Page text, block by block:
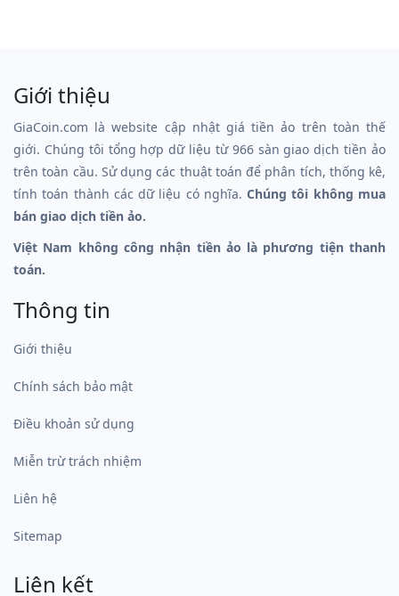
Giới thiệu
GiaCoin.com là website cập nhật giá tiền ảo trên toàn thế
giới. Chúng tôi tổng hợp dữ liệu từ 966 sàn giao dịch tiền ảo
trên toàn cầu. Sử dụng các thuật toán để phân tích, thống kê,
tính toán thành các dữ liệu có nghĩa.Chúng tôi không mua
bán giao dịch tiền ảo.
Việt Nam không công nhận tiền ảo là phương tiện thanh
toán.
Thông tin
Giới thiệu
Chính sách bảo mật
Điều khoản sử dụng
Miễn trừ trách nhiệm
Liên hệ
Sitemap
Liên kết